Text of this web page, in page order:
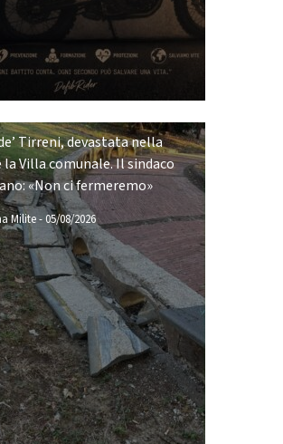
Tirreni, devastata nella
Villa comunale. Il sindaco
«Non ci fermeremo»
Milite- 05/08/2026